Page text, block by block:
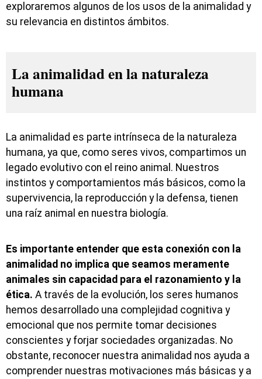
exploraremos algunos de los usos de la animalidad y
su relevancia en distintos ámbitos.
La animalidad en la naturaleza
humana
La animalidad es parte intrínseca de la naturaleza
humana, ya que, como seres vivos, compartimos un
legado evolutivo con el reino animal. Nuestros
instintos y comportamientos más básicos, como la
supervivencia, la reproducción y la defensa, tienen
una raíz animal en nuestra biología.
Es importante entender que esta conexión con la
animalidad no implica que seamos meramente
animales sin capacidad para el razonamiento y la
ética. A través de la evolución, los seres humanos
hemos desarrollado una complejidad cognitiva y
emocional que nos permite tomar decisiones
conscientes y forjar sociedades organizadas. No
obstante, reconocer nuestra animalidad nos ayuda a
comprender nuestras motivaciones más básicas y a